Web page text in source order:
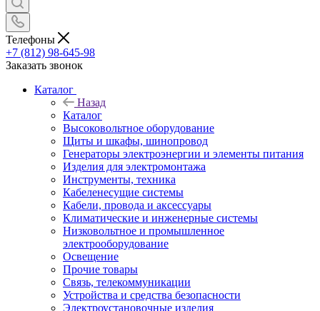
Телефоны
+7 (812) 98-645-98
Заказать звонок
Каталог
Назад
Каталог
Высоковольтное оборудование
Щиты и шкафы, шинопровод
Генераторы электроэнергии и элементы питания
Изделия для электромонтажа
Инструменты, техника
Кабеленесущие системы
Кабели, провода и аксессуары
Климатические и инженерные системы
Низковольтное и промышленное
электрооборудование
Освещение
Прочие товары
Связь, телекоммуникации
Устройства и средства безопасности
Электроустановочные изделия